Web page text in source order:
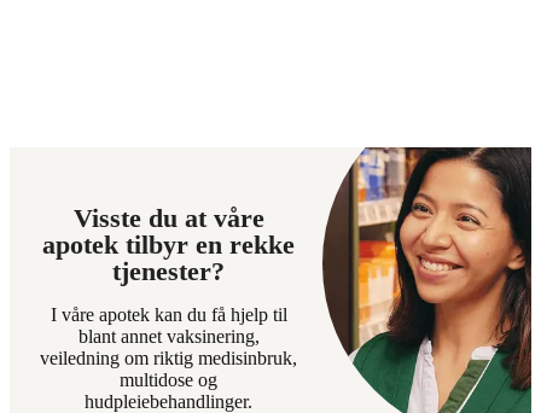
Visste du at våre
apotek tilbyr en rekke
tjenester?
I våre apotek kan du få hjelp til
blant annet vaksinering,
veiledning om riktig medisinbruk,
multidose og
hudpleiebehandlinger.